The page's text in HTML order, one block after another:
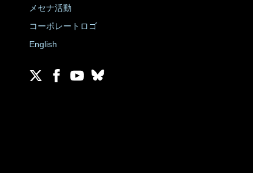
メセナ活動
コーポレートロゴ
English